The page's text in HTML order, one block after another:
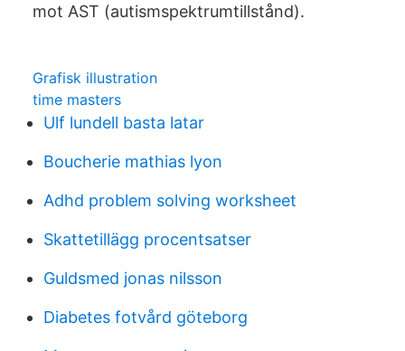
mot AST (autismspektrumtillstånd).
Grafisk illustration
time masters
Ulf lundell basta latar
Boucherie mathias lyon
Adhd problem solving worksheet
Skattetillägg procentsatser
Guldsmed jonas nilsson
Diabetes fotvård göteborg